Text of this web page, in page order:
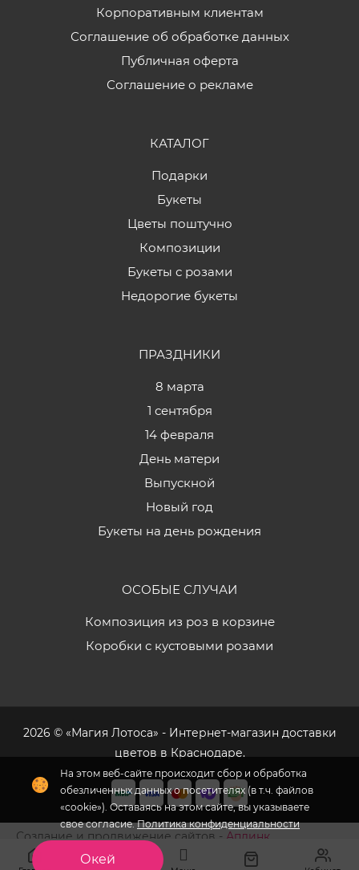
Корпоративным клиентам
Соглашение об обработке данных
Публичная оферта
Соглашение о рекламе
КАТАЛОГ
Подарки
Букеты
Цветы поштучно
Композиции
Букеты с розами
Недорогие букеты
ПРАЗДНИКИ
8 марта
1 сентября
14 февраля
День матери
Выпускной
Новый год
Букеты на день рождения
ОСОБЫЕ СЛУЧАИ
Композиция из роз в корзине
Коробки с кустовыми розами
2026 © «Магия Лотоса» - Интернет-магазин доставки
цветов в Краснодаре.
Создание и продвижение сайтов - Аплинк